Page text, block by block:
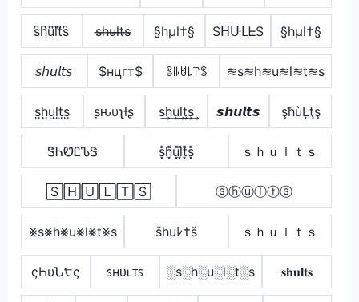
s͆h͆u͆l͆t͆s͆ s̶h̶u̶l̶t̶s̶ §hµl†§ SᕼᑘᒪᖶS §hµl†§
𝘴𝘩𝘶𝘭𝘵𝘴 $нцгт$ ꌚꑛꐇ꒒꓅ꌚ ≋s≋h≋u≋l≋t≋s
s̺h̺u̺l̺t̺s̺ ʂԋυʅƚʂ s͢h͢u͢l͢t͢s͢ 𝙨𝙝𝙪𝙡𝙩𝙨 şħùĻţş
ᏕᏂᏬᏝᏖᏕ s͓̽h͓̽u͓̽l͓̽t͓̽s͓̽ ｓｈｕｌｔｓ
🅂🄷🅄🄻🅃🅂 ⓢⓗⓤⓛⓣⓢ
⨳s⨳h⨳u⨳l⨳t⨳s šhuﾚ†š ｓｈｕｌｔｓ
ςҺυՆ੮ς ꜱʜᴜʟᴛꜱ ░s░h░u░l░t░s 𝐬𝐡𝐮𝐥𝐭𝐬